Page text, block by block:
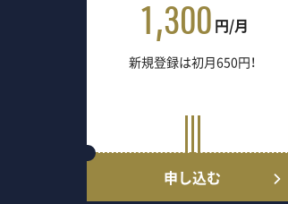
1,300 円/月
新規登録は初月650円！
申し込む